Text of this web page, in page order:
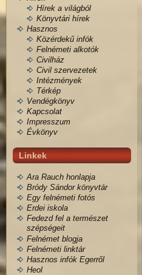
Hírek a világból
Könyvtári hírek
Hasznos
Közérdekű infók
Felnémeti alkotók
Civilház
Civil szervezetek
Intézmények
Térkép
Vendégkönyv
Kapcsolat
Impresszum
Évkönyv
Linkek
Ara Rauch honlapja
Bródy Sándor könyvtár
Egy felnémeti fotós
Erdei iskola
Fedezd fel a természet
szépségeit
Felnémet blogja
Felnémeti linktár
Hasznos infók Egerről
Heol